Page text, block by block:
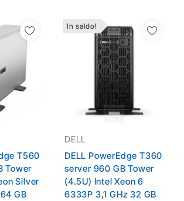
T560
Tower
Silver
GB
In saldo!
DELL
DELL PowerEdge T360
server 960 GB Tower
(4.5U) Intel Xeon 6
6333P 3,1 GHz 32 GB